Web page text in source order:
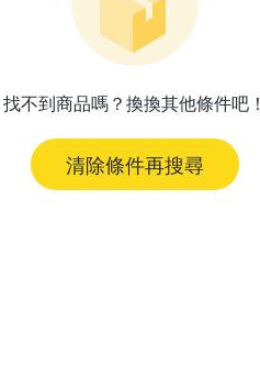
找不到商品嗎？換換其他條件吧！
清除條件再搜尋